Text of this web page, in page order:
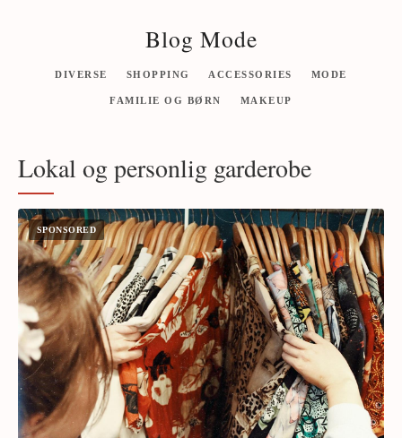
Blog Mode
DIVERSE SHOPPING ACCESSORIES MODE
FAMILIE OG BØRN MAKEUP
Lokal og personlig garderobe